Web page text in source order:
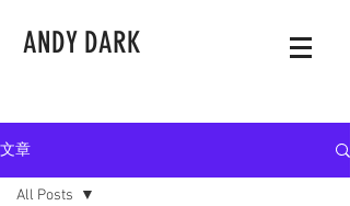
ANDY DARK
文章
All Posts